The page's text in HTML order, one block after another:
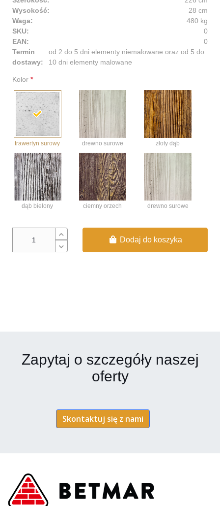
Wysokość:
28 cm
Waga:
480 kg
SKU:
0
EAN:
0
Termin
dostawy:
od 2 do 5 dni elementy niemalowane oraz od 5 do
10 dni elementy malowane
Kolor *
trawertyn surowy drewno surowe złoty dąb
dąb bielony ciemny orzech drewno surowe
Dodaj do koszyka
Zapytaj o szczegóły naszej
oferty
Skontaktuj się z nami